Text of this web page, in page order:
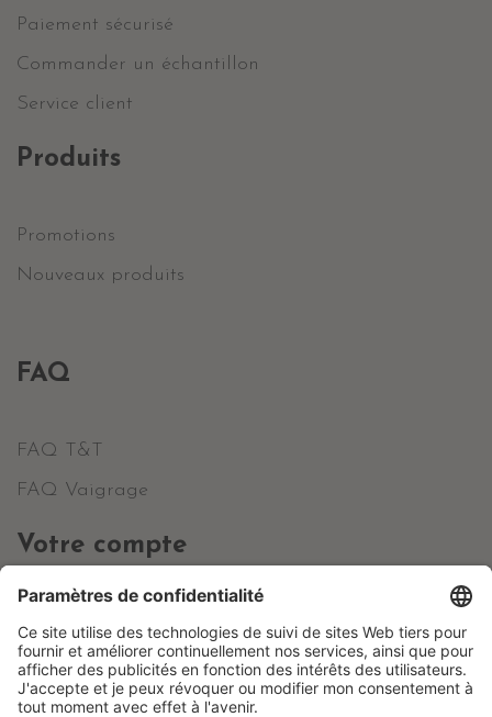
Paiement sécurisé
Commander un échantillon
Service client
Produits
Promotions
Nouveaux produits
FAQ
FAQ T&T
FAQ Vaigrage
Votre compte
Informations personnelles
Commandes
Avoirs